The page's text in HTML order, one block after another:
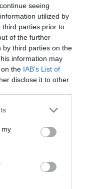
seeing
utilized by
third parties prior to
of the further
by third parties on the
information may
the IAB’s List of
disclose it to other
or more Google
You may click to
third-party tags to
in below Google
my
σπάνιο, εξ
ή μιας
τρίψει
ΤΑ ΜΆΤΙΑ
τα
να